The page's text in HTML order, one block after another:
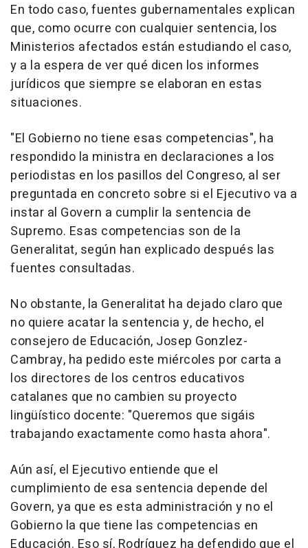
En todo caso, fuentes gubernamentales explican
que, como ocurre con cualquier sentencia, los
Ministerios afectados están estudiando el caso,
y a la espera de ver qué dicen los informes
jurídicos que siempre se elaboran en estas
situaciones.
"El Gobierno no tiene esas competencias", ha
respondido la ministra en declaraciones a los
periodistas en los pasillos del Congreso, al ser
preguntada en concreto sobre si el Ejecutivo va a
instar al Govern a cumplir la sentencia de
Supremo. Esas competencias son de la
Generalitat, según han explicado después las
fuentes consultadas.
No obstante, la Generalitat ha dejado claro que
no quiere acatar la sentencia y, de hecho, el
consejero de Educación, Josep Gonzlez-
Cambray, ha pedido este miércoles por carta a
los directores de los centros educativos
catalanes que no cambien su proyecto
lingüístico docente: "Queremos que sigáis
trabajando exactamente como hasta ahora".
Aún así, el Ejecutivo entiende que el
cumplimiento de esa sentencia depende del
Govern, ya que es esta administración y no el
Gobierno la que tiene las competencias en